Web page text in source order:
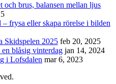
brus, balansen mellan ljus
frysa eller skapa rörelse i bilden
Skidspelen 2025 feb 20, 2025
blåsig vinterdag jan 14, 2024
i Lofsdalen mar 6, 2023